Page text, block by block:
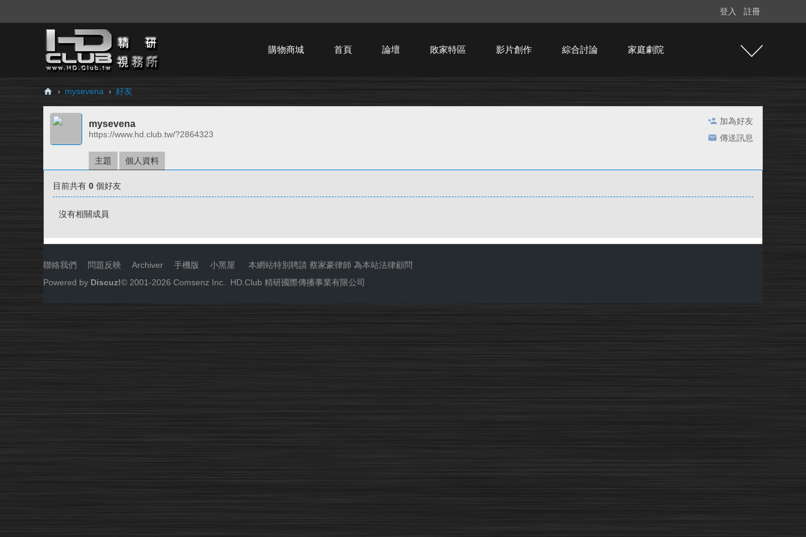
登入 註冊
購物商城 首頁 論壇 敗家特區 影片創作 綜合討論 家庭劇院
H
Cl
所
› mysevena › 好友
加為好友
傳送訊息
mysevena
https://www.hd.club.tw/?2864323
主題 個人資料
目前共有 0 個好友
沒有相關成員
聯絡我們 問題反映 Archiver 手機版 小黑屋 本網站特別聘請 蔡家豪律師 為本站法律顧問
Powered by Discuz!© 2001-2026 Comsenz Inc. HD.Club 精研國際傳播事業有限公司